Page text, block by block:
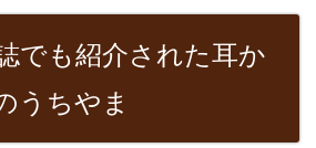
でも紹介された耳か
うちやま